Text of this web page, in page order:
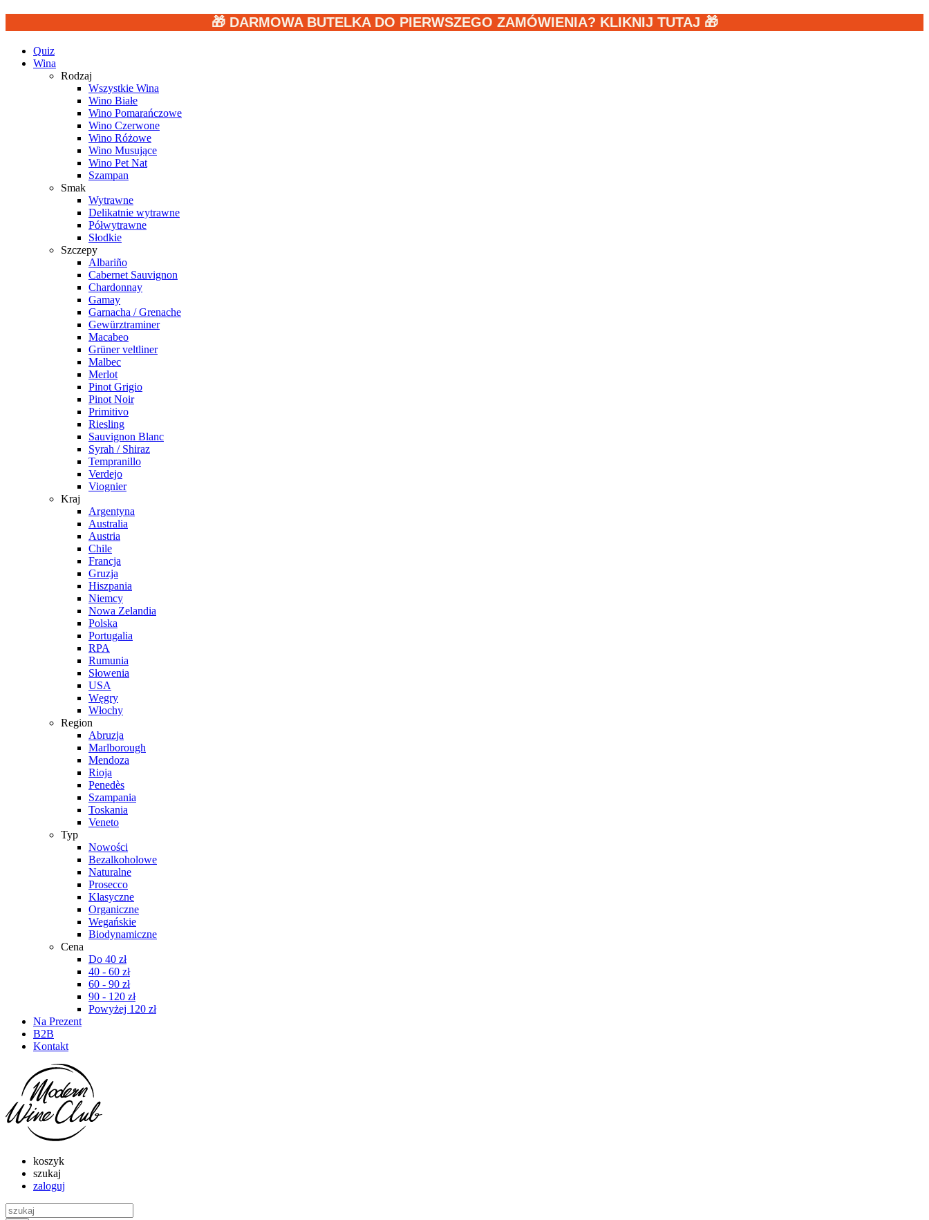
🎁 DARMOWA BUTELKA DO PIERWSZEGO ZAMÓWIENIA? KLIKNIJ TUTAJ 🎁
Quiz
Wina
Rodzaj
Wszystkie Wina
Wino Białe
Wino Pomarańczowe
Wino Czerwone
Wino Różowe
Wino Musujące
Wino Pet Nat
Szampan
Smak
Wytrawne
Delikatnie wytrawne
Półwytrawne
Słodkie
Szczepy
Albariño
Cabernet Sauvignon
Chardonnay
Gamay
Garnacha / Grenache
Gewürztraminer
Macabeo
Grüner veltliner
Malbec
Merlot
Pinot Grigio
Pinot Noir
Primitivo
Riesling
Sauvignon Blanc
Syrah / Shiraz
Tempranillo
Verdejo
Viognier
Kraj
Argentyna
Australia
Austria
Chile
Francja
Gruzja
Hiszpania
Niemcy
Nowa Zelandia
Polska
Portugalia
RPA
Rumunia
Słowenia
USA
Węgry
Włochy
Region
Abruzja
Marlborough
Mendoza
Rioja
Penedès
Szampania
Toskania
Veneto
Typ
Nowości
Bezalkoholowe
Naturalne
Prosecco
Klasyczne
Organiczne
Wegańskie
Biodynamiczne
Cena
Do 40 zł
40 - 60 zł
60 - 90 zł
90 - 120 zł
Powyżej 120 zł
Na Prezent
B2B
Kontakt
koszyk
szukaj
zaloguj